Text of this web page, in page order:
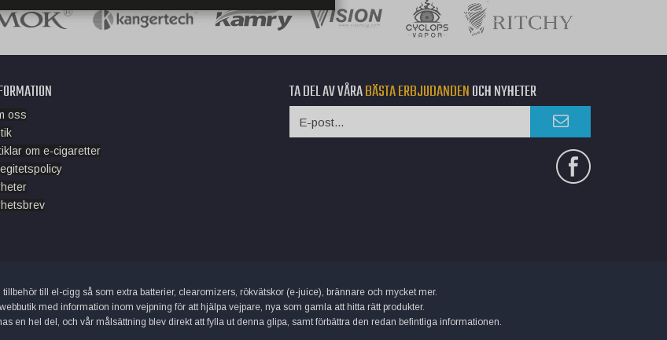
oss
om e-cigaretter
TA DEL AV VÅRABÄSTA ERBJUDANDENOCH NYHETER
till el-cigg så som extra batterier, clearomizers, rökvätskor (e-juice), brännare och mycket mer.
med information inom vejpning för att hjälpa vejpare, nya som gamla att hitta rätt produkter.
en hel del, och vår målsättning blev direkt att fylla ut denna glipa, samt förbättra den redan befintliga informationen.